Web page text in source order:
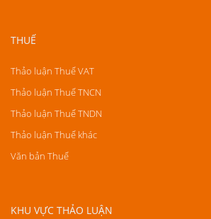
THUẾ
Thảo luận Thuế VAT
Thảo luận Thuế TNCN
Thảo luận Thuế TNDN
Thảo luận Thuế khác
Văn bản Thuế
KHU VỰC THẢO LUẬN